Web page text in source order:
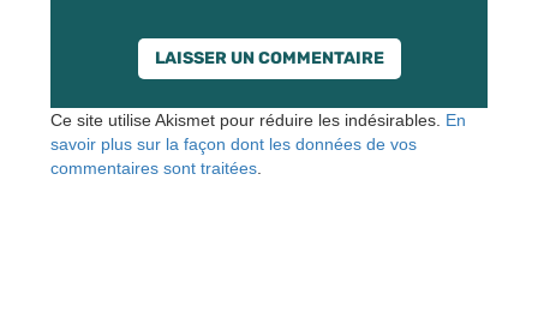
Ce site utilise Akismet pour réduire les indésirables. En
savoir plus sur la façon dont les données de vos
commentaires sont traitées